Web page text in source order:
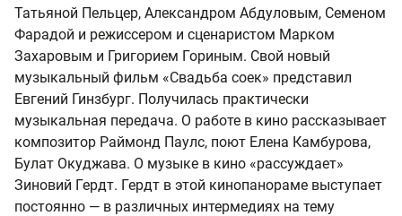
Татьяной Пельцер, Александром Абдуловым, Семеном
Фарадой и режиссером и сценаристом Марком
Захаровым и Григорием Гориным. Свой новый
музыкальный фильм «Свадьба соек» представил
Евгений Гинзбург. Получилась практически
музыкальная передача. О работе в кино рассказывает
композитор Раймонд Паулс, поют Елена Камбурова,
Булат Окуджава. О музыке в кино «рассуждает»
Зиновий Гердт. Гердт в этой кинопанораме выступает
постоянно — в различных интермедиях на тему